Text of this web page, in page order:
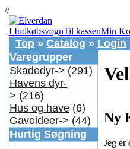
//
I IndkøbsvognTil kassenMin
Top » Catalog » Login
Ny
Jeg er
Varegrupper
Skadedyr-> (291)
Havens dyr-
> (216)
Hus og have (6)
Gaveideer-> (44)
Hurtig Søgning